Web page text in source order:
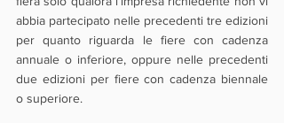
abbia partecipato nelle precedenti tre edizioni
per quanto riguarda le fiere con cadenza
annuale o inferiore, oppure nelle precedenti
due edizioni per fiere con cadenza biennale
o superiore.